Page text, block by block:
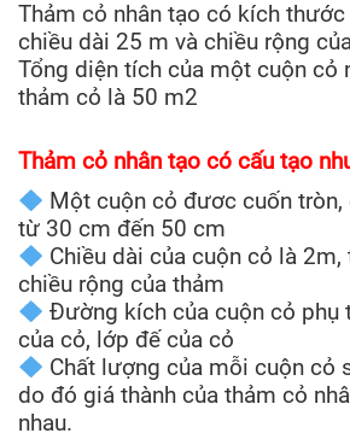
Thảm cỏ nhân tạo có kích
chiều dài 25 m và chiều rộng
Tổng diện tích của một cuộn cỏ
thảm cỏ là 50 m2
Thảm cỏ nhân tạo có cấu tạo
Một cuộn cỏ đươc cuốn
từ 30 cm đến 50 cm
Chiều dài của cuộn cỏ là
chiều rộng của thảm
Đường kích của cuộn cỏ phụ
của cỏ, lớp đế của cỏ
Chất lượng của mỗi cuộn cỏ
do đó giá thành của thảm cỏ
nhau.